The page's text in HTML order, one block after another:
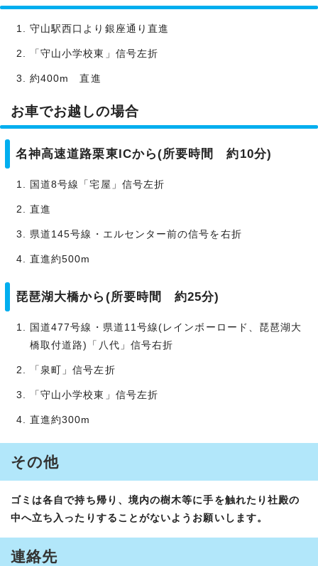
守山駅西口より銀座通り直進
「守山小学校東」信号左折
約400m 直進
お車でお越しの場合
名神高速道路栗東ICから(所要時間 約10分)
国道8号線「宅屋」信号左折
直進
県道145号線・エルセンター前の信号を右折
直進約500m
琵琶湖大橋から(所要時間 約25分)
国道477号線・県道11号線(レインボーロード、琵琶湖大
橋取付道路)「八代」信号右折
「泉町」信号左折
「守山小学校東」信号左折
直進約300m
その他
ゴミは各自で持ち帰り、境内の樹木等に手を触れたり社殿の
中へ立ち入ったりすることがないようお願いします。
連絡先